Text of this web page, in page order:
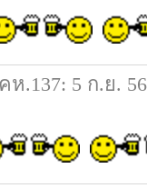
คห.137: 5 ก.ย. 56